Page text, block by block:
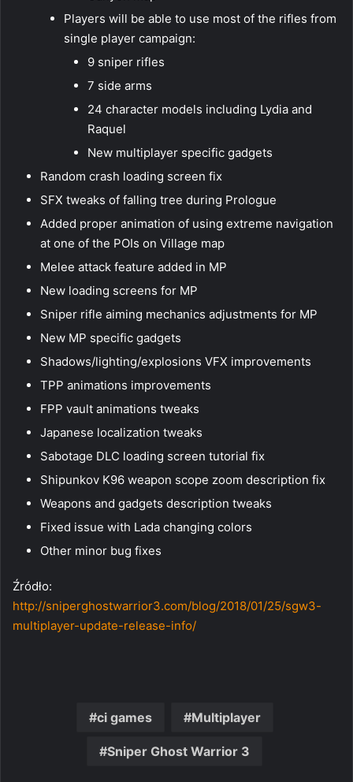
Players will be able to use most of the rifles from
single player campaign:
9 sniper rifles
7 side arms
24 character models including Lydia and
Raquel
New multiplayer specific gadgets
Random crash loading screen fix
SFX tweaks of falling tree during Prologue
Added proper animation of using extreme navigation
at one of the POIs on Village map
Melee attack feature added in MP
New loading screens for MP
Sniper rifle aiming mechanics adjustments for MP
New MP specific gadgets
Shadows/lighting/explosions VFX improvements
TPP animations improvements
FPP vault animations tweaks
Japanese localization tweaks
Sabotage DLC loading screen tutorial fix
Shipunkov K96 weapon scope zoom description fix
Weapons and gadgets description tweaks
Fixed issue with Lada changing colors
Other minor bug fixes
Źródło:
http://sniperghostwarrior3.com/blog/2018/01/25/sgw3-
multiplayer-update-release-info/
ci games Multiplayer
Sniper Ghost Warrior 3